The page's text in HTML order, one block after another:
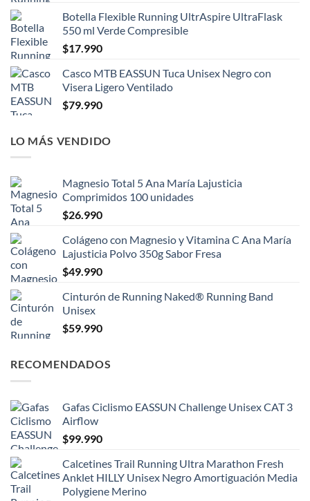
Botella Flexible Running UltrAspire UltraFlask
550 ml Verde Compresible
$17.990
Casco MTB EASSUN Tuca Unisex Negro con
Visera Ligero Ventilado
$79.990
LO MÁS VENDIDO
Magnesio Total 5 Ana María Lajusticia
Comprimidos 100 unidades
$26.990
Colágeno con Magnesio y Vitamina C Ana María
Lajusticia Polvo 350g Sabor Fresa
$49.990
Cinturón de Running Naked® Running Band
Unisex
$59.990
RECOMENDADOS
Gafas Ciclismo EASSUN Challenge Unisex CAT 3
Airflow
$99.990
Calcetines Trail Running Ultra Marathon Fresh
Anklet HILLY Unisex Negro Amortiguación Media
Polygiene Merino